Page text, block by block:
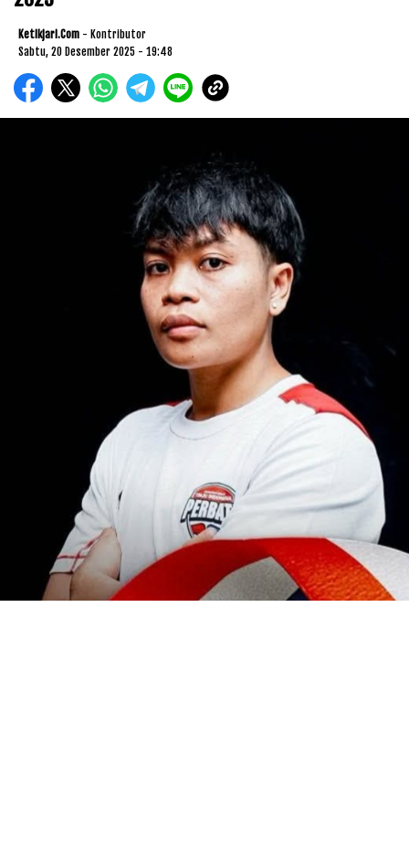
Ketikjari.com - Kontributor
Sabtu, 20 Desember 2025 - 19:48